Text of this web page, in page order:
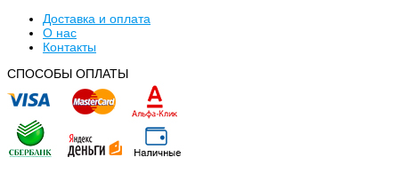
Доставка и оплата
О нас
Контакты
CПОСОБЫ ОПЛАТЫ